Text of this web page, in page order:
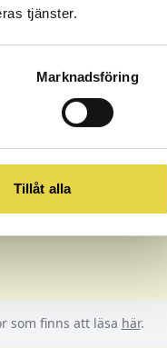
tjänster.
Marknadsföring
Tillåt alla
Profil, ange ditt
/
din kontakt på
som finns att läsa här.